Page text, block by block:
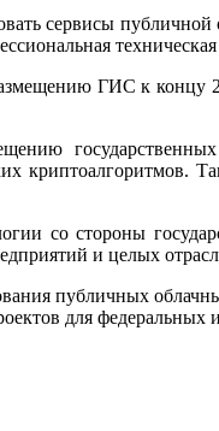
сервисы
ГИС к концу
криптоалгоритмов.
со стороны
и целых
публичных
для